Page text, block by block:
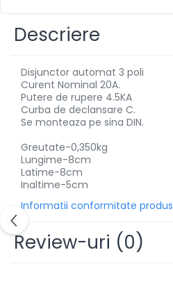
Descriere
Disjunctor automat 3 poli
Curent Nominal 20A.
Putere de rupere 4.5KA
Curba de declansare C.
Se monteaza pe sina DIN.
Greutate-0,350kg
Lungime-8cm
Latime-8cm
Inaltime-5cm
Informatii conformitate produs
Review-uri (0)